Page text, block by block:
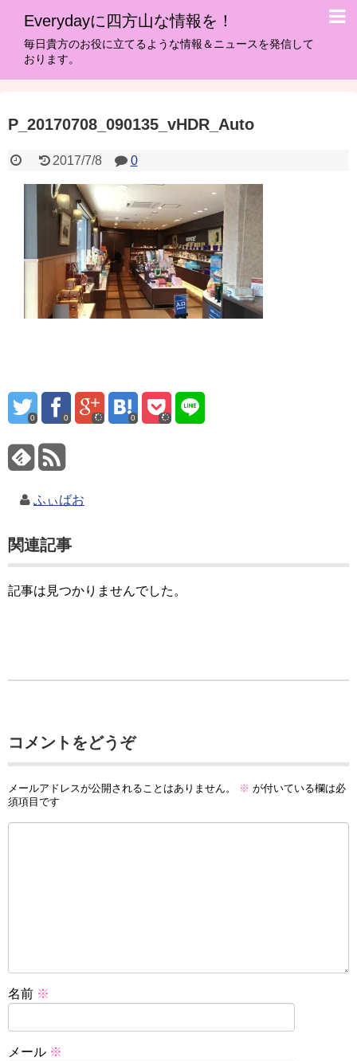
Everydayに四方山な情報を！
毎日貴方のお役に立てるような情報＆ニュースを発信して
おります。
P_20170708_090135_vHDR_Auto
2017/7/8 0
0 0 0
ふぃばお
関連記事
記事は見つかりませんでした。
コメントをどうぞ
メールアドレスが公開されることはありません。 ※ が付いている欄は必
須項目です
名前 ※
メール ※